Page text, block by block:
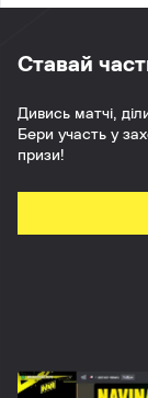
Ставай
Дивись матчі,
Бери участь у
призи!